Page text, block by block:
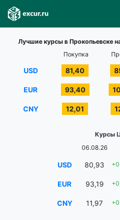
Лучшие курсы в Прокопьевске
Покупка
USD 81,40
EUR 93,40
CNY 12,01
Курсы
06.08.26
USD 80,93
EUR 93,19
CNY 11,97